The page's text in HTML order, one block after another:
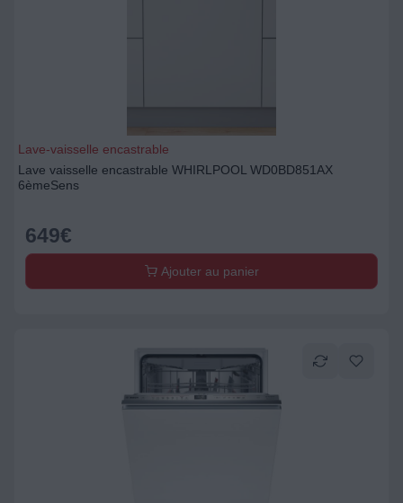
Lave-vaisselle encastrable
Lave vaisselle encastrable WHIRLPOOL WD0BD851AX
6èmeSens
649€
Ajouter au panier